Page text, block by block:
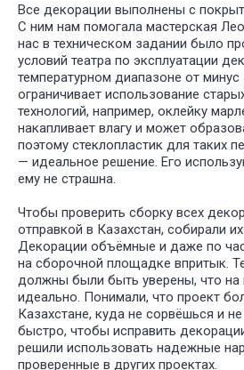
Все декорации выполнены с
С ним нам помогала мастерская
нас в техническом задании было
условий театра по эксплуатации
температурном диапазоне от
ограничивает использование
технологий, например, оклейку
накапливает влагу и может
поэтому стеклопластик для таких
— идеальное решение. Его
ему не страшна.
Чтобы проверить сборку всех
отправкой в Казахстан, собирали
Декорации объёмные и даже по
на сборочной площадке впритык.
должны были быть уверены, что на
идеально. Понимали, что проект
Казахстане, куда не сорвёшься и
быстро, чтобы исправить
решили использовать надежные
проверенные в других проектах.